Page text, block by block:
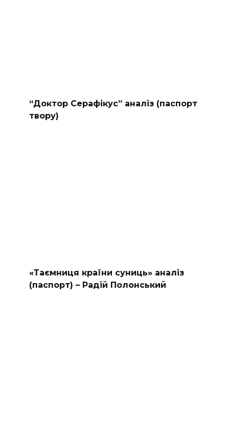
“Доктор Серафікус” аналіз (паспорт
твору)
«Таємниця країни суниць» аналіз
(паспорт) – Радій Полонський